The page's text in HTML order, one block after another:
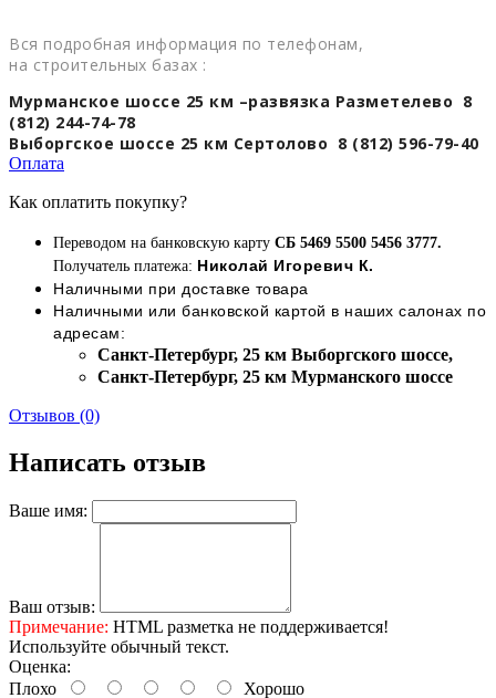
Вся подробная информация по телефонам,
на строительных базах :
Мурманское шоссе 25 км –развязка Разметелево 8
(812) 244-74-78
Выборгское шоссе 25 км Сертолово 8 (812) 596-79-40
Оплата
Как оплатить покупку?
Переводом на банковскую карту СБ 5469 5500 5456 3777.
Получатель платежа: Николай Игоревич К.
Наличными при доставке товара
Наличными или банковской картой в наших салонах по
адресам:
Cанкт-Петербург, 25 км Выборгского шоссе,
Cанкт-Петербург, 25 км Мурманского шоссе
Отзывов (0)
Написать отзыв
Ваше имя:
Ваш отзыв:
Примечание: HTML разметка не поддерживается!
Используйте обычный текст.
Оценка:
Плохо
Хорошо